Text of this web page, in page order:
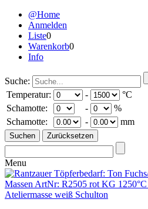
@Home
Anmelden
Liste0
Warenkorb0
Info
Suche:
Temperatur:
-
°C
Schamotte:
-
%
Schamotte:
- mm
Menu